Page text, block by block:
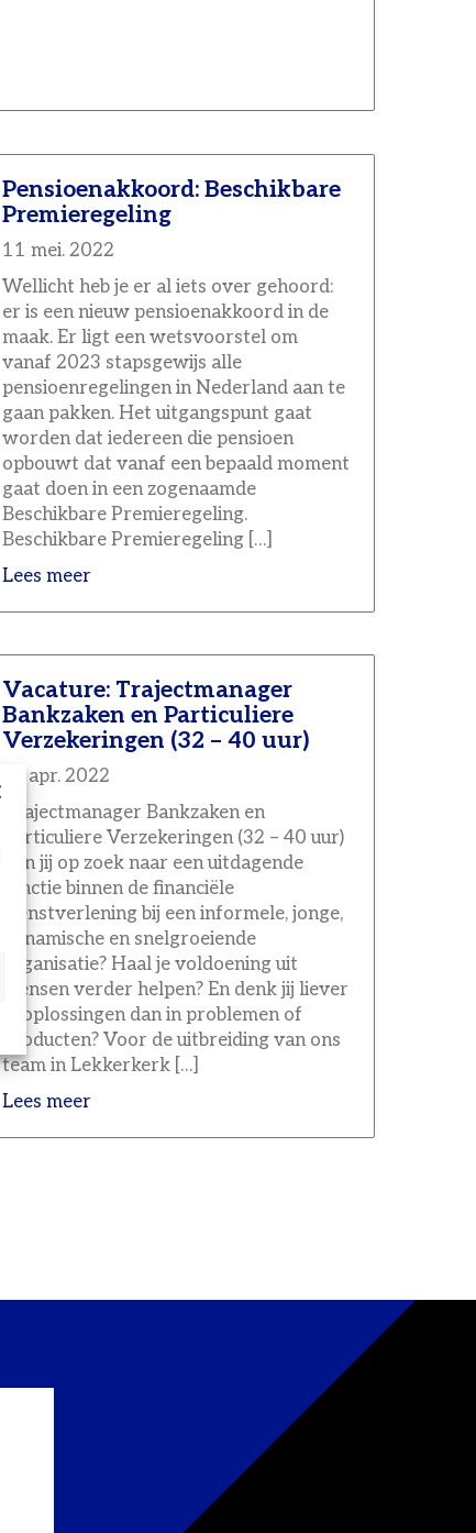
Pensioenakkoord: Beschikbare
Premieregeling
11 mei. 2022
Wellicht heb je er al iets over gehoord:
er is een nieuw pensioenakkoord in de
maak. Er ligt een wetsvoorstel om
vanaf 2023 stapsgewijs alle
pensioenregelingen in Nederland aan te
gaan pakken. Het uitgangspunt gaat
worden dat iedereen die pensioen
opbouwt dat vanaf een bepaald moment
gaat doen in een zogenaamde
Beschikbare Premieregeling.
Beschikbare Premieregeling […]
Lees meer
Vacature: Trajectmanager
Bankzaken en Particuliere
Verzekeringen (32 – 40 uur)
26 apr. 2022
Trajectmanager Bankzaken en
Particuliere Verzekeringen (32 – 40 uur)
Ben jij op zoek naar een uitdagende
functie binnen de financiële
dienstverlening bij een informele, jonge,
dynamische en snelgroeiende
organisatie? Haal je voldoening uit
mensen verder helpen? En denk jij liever
in oplossingen dan in problemen of
producten? Voor de uitbreiding van ons
team in Lekkerkerk […]
Lees meer